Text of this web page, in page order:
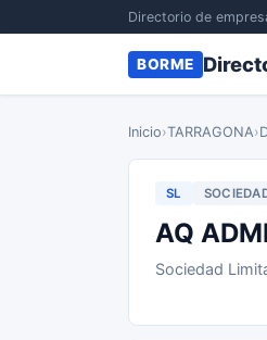
Directorio de
BORME
Inicio›TARRAGONA›
SL
AQ
Sociedad